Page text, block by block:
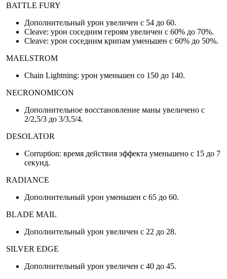
BATTLE FURY
Дополнительный урон увеличен с 54 до 60.
Cleave: урон соседним героям увеличен с 60% до 70%.
Cleave: урон соседним крипам уменьшен с 60% до 50%.
MAELSTROM
Chain Lightning: урон уменьшен со 150 до 140.
NECRONOMICON
Дополнительное восстановление маны увеличено с
2/2,5/3 до 3/3,5/4.
DESOLATOR
Corruption: время действия эффекта уменьшено с 15 до 7
секунд.
RADIANCE
Дополнительный урон уменьшен с 65 до 60.
BLADE MAIL
Дополнительный урон увеличен с 22 до 28.
SILVER EDGE
Дополнительный урон увеличен с 40 до 45.